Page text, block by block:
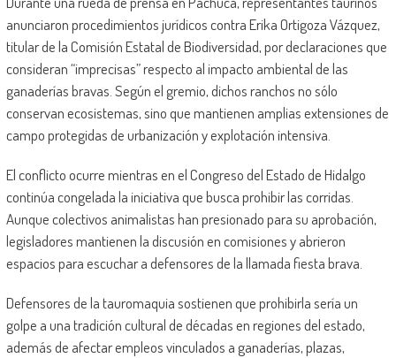
anunciaron procedimientos jurídicos contra Erika Ortigoza Vázquez,
titular de la Comisión Estatal de Biodiversidad, por declaraciones que
consideran “imprecisas” respecto al impacto ambiental de las
ganaderías bravas. Según el gremio, dichos ranchos no sólo
conservan ecosistemas, sino que mantienen amplias extensiones de
campo protegidas de urbanización y explotación intensiva.
El conflicto ocurre mientras en el Congreso del Estado de Hidalgo
continúa congelada la iniciativa que busca prohibir las corridas.
Aunque colectivos animalistas han presionado para su aprobación,
legisladores mantienen la discusión en comisiones y abrieron
espacios para escuchar a defensores de la llamada fiesta brava.
Defensores de la tauromaquia sostienen que prohibirla sería un
golpe a una tradición cultural de décadas en regiones del estado,
además de afectar empleos vinculados a ganaderías, plazas,